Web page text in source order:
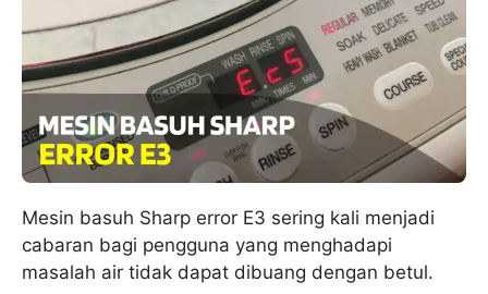
Mesin basuh Sharp error E3 sering kali menjadi
cabaran bagi pengguna yang menghadapi
masalah air tidak dapat dibuang dengan betul.